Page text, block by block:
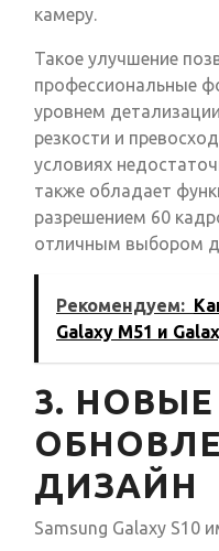
камеру.
Такое улучшение
профессиональные
уровнем
резкости и
условиях
также обладает
разрешением 60
отличным выбором
Рекомендуем:
Galaxy M51 и
3.
ДИЗАЙН
Samsung Galaxy S10